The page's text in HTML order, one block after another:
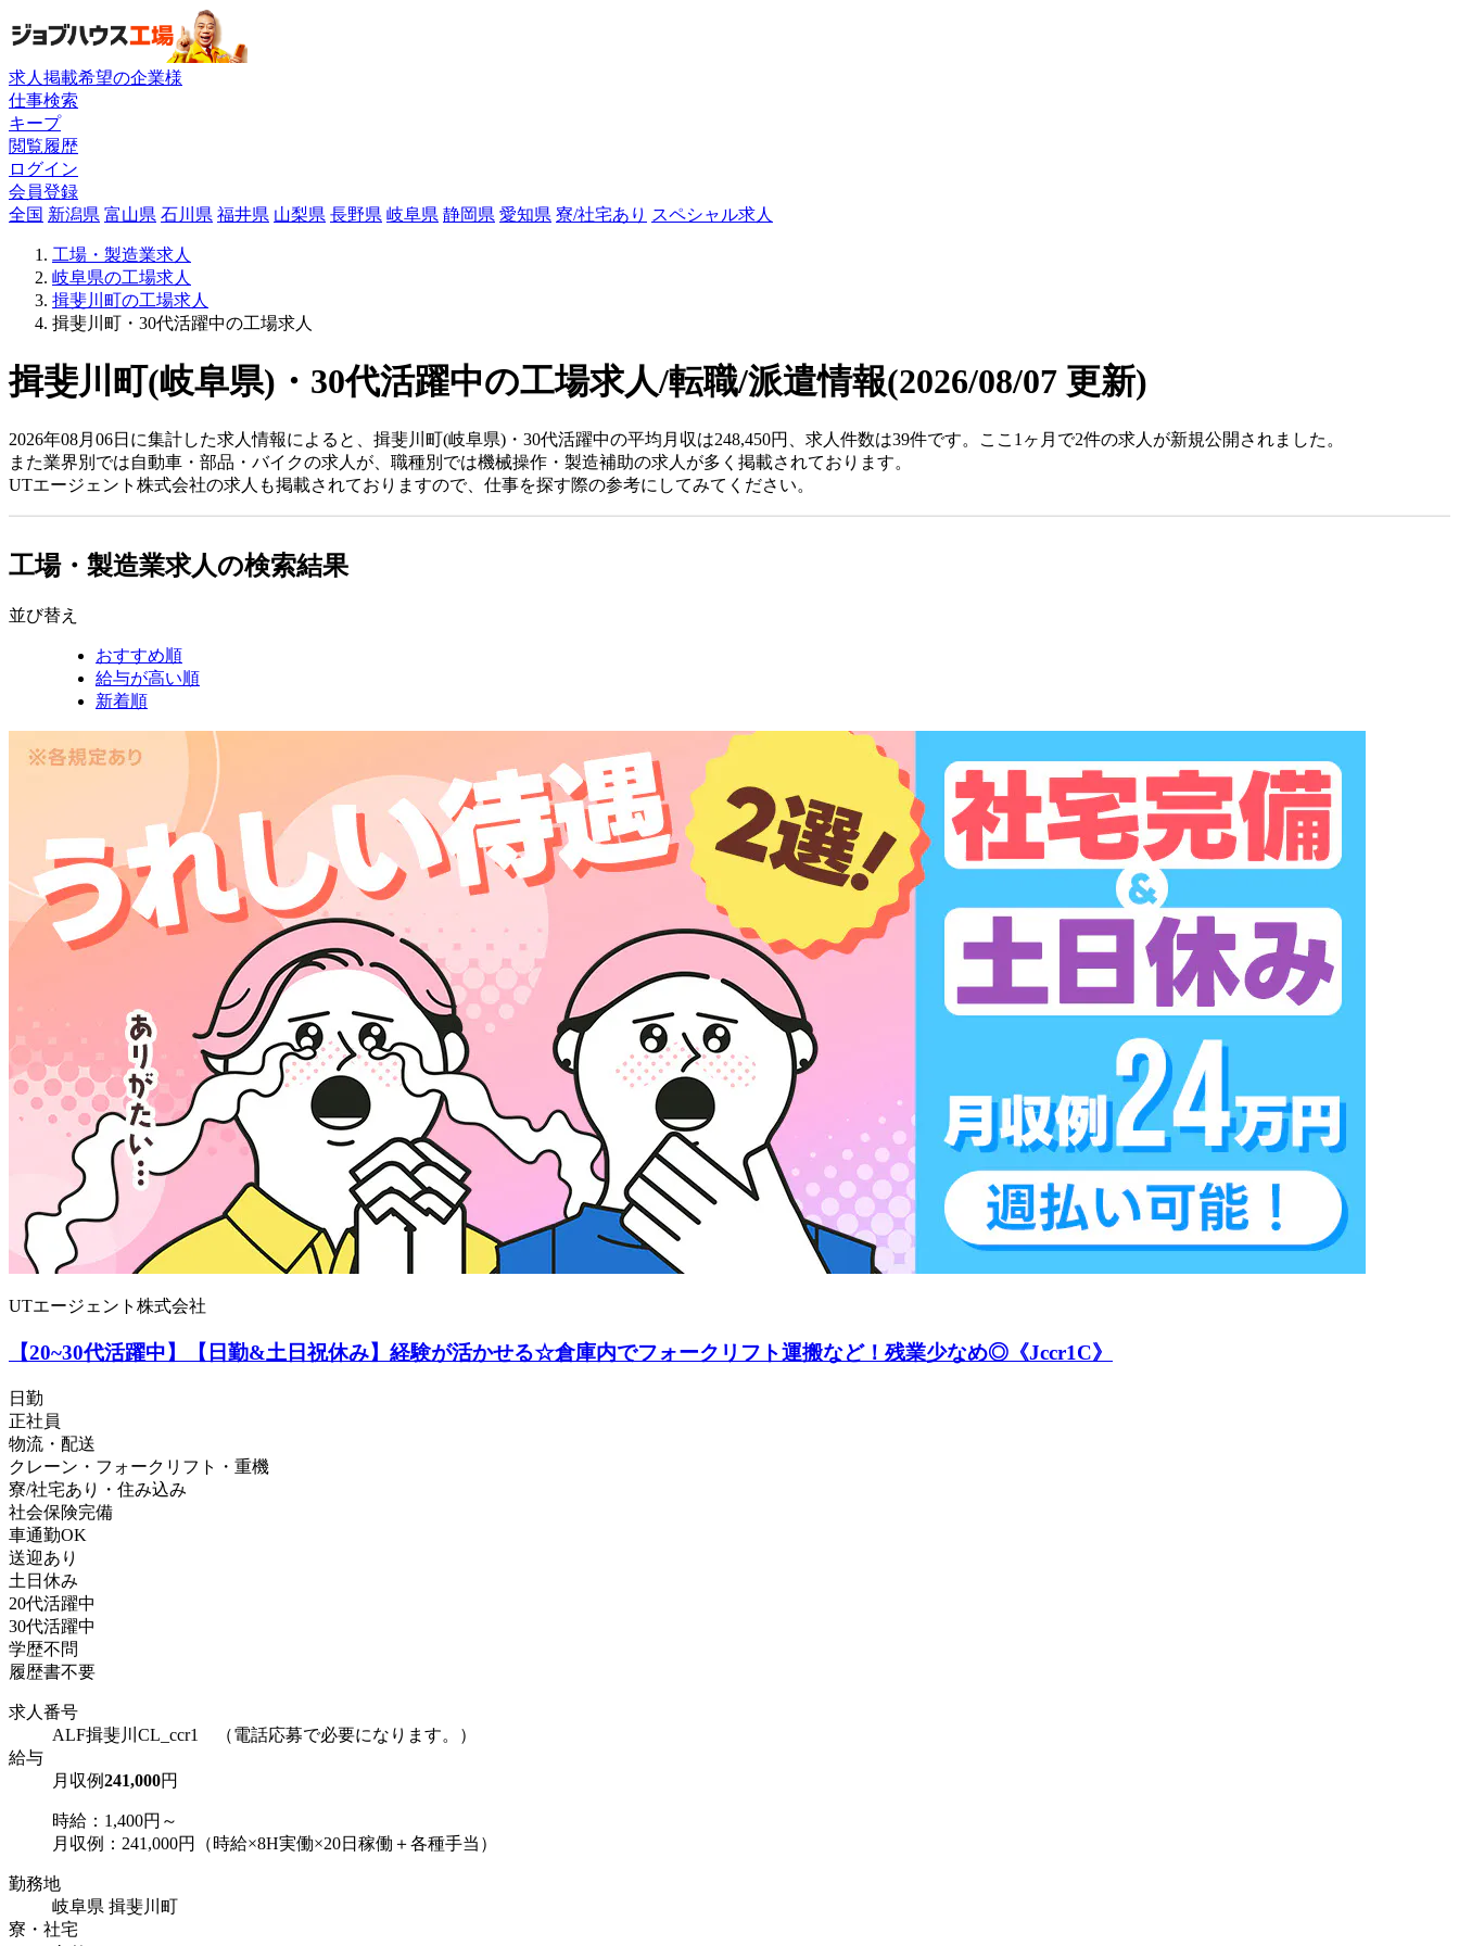
求人掲載希望の企業様
仕事検索
キープ
閲覧履歴
ログイン
会員登録
全国 新潟県 富山県 石川県 福井県 山梨県 長野県 岐阜県 静岡県 愛知県 寮/社宅あり スペシャル求人
工場・製造業求人
岐阜県の工場求人
揖斐川町の工場求人
揖斐川町・30代活躍中の工場求人
揖斐川町(岐阜県)・30代活躍中の工場求人/転職/派遣情報(2026/08/07 更新)
2026年08月06日に集計した求人情報によると、揖斐川町(岐阜県)・30代活躍中の平均月収は248,450円、求人件数は39件です。ここ1ヶ月で2件の求人が新規公開されました。
また業界別では自動車・部品・バイクの求人が、職種別では機械操作・製造補助の求人が多く掲載されております。
UTエージェント株式会社の求人も掲載されておりますので、仕事を探す際の参考にしてみてください。
工場・製造業求人の検索結果
並び替え
おすすめ順
給与が高い順
新着順
UTエージェント株式会社
【20~30代活躍中】【日勤&土日祝休み】経験が活かせる☆倉庫内でフォークリフト運搬など！残業少なめ◎《Jccr1C》
日勤
正社員
物流・配送
クレーン・フォークリフト・重機
寮/社宅あり・住み込み
社会保険完備
車通勤OK
送迎あり
土日休み
20代活躍中
30代活躍中
学歴不問
履歴書不要
求人番号
ALF揖斐川CL_ccr1 （電話応募で必要になります。）
給与
月収例241,000円
時給：1,400円～
月収例：241,000円（時給×8H実働×20日稼働＋各種手当）
勤務地
岐阜県 揖斐川町
寮・社宅